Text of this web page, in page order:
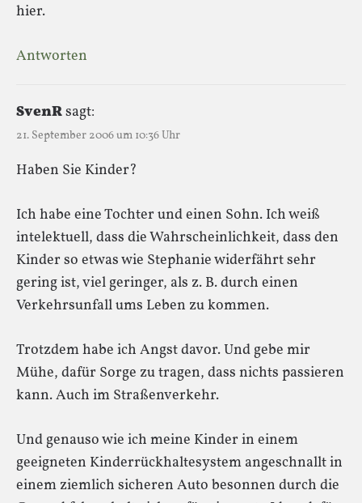
hier.
Antworten
SvenRsagt:
21. September 2006 um 10:36 Uhr
Haben Sie Kinder?
Ich habe eine Tochter und einen Sohn. Ich weiß
intelektuell, dass die Wahrscheinlichkeit, dass den
Kinder so etwas wie Stephanie widerfährt sehr
gering ist, viel geringer, als z. B. durch einen
Verkehrsunfall ums Leben zu kommen.
Trotzdem habe ich Angst davor. Und gebe mir
Mühe, dafür Sorge zu tragen, dass nichts passieren
kann. Auch im Straßenverkehr.
Und genauso wie ich meine Kinder in einem
geeigneten Kinderrückhaltesystem angeschnallt in
einem ziemlich sicheren Auto besonnen durch die